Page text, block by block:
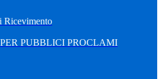
Ricevimento
PUBBLICI PROCLAMI